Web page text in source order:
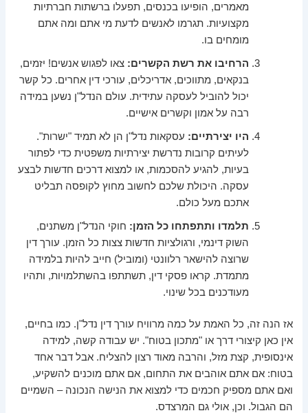
מאמרים, הופיעו בכנסים, תפעלו ברשתות חברתיות
מקצועיות. תגרמו לאנשים לדעת מי אתם ומה אתם
מומחים בו.
הרחיבו את רשת הקשרים: צאו לפגוש אנשים! יזמים,
בנקאים, מתווכים, אדריכלים, עורכי דין אחרים. כל קשר
יכול להוביל לעסקה עתידית. עולם הנדל"ן נשען במידה
רבה על אמון וקשרים אישיים.
היו יצירתיים: עסקאות נדל"ן הן לא תמיד "ישרות".
לעיתים קרובות נדרשת יצירתיות משפטית כדי לפתור
בעיות, להגיע להסכמות, או למצוא דרכים חדשות לבצע
עסקה. היכולת שלכם לחשוב מחוץ לקופסה תבליט
אתכם מעל כולם.
תלמדו ותתפתחו כל הזמן: חוקי הנדל"ן משתנים,
השוק דינמי, ורגולציות חדשות צצות כל הזמן. עורך דין
שרוצה להישאר רלוונטי (ומוביל) חייב להיות בלמידה
מתמדת. קראו פסקי דין, תשתתפו בהשתלמויות, ותהיו
מעודכנים בכל שינוי.
אז הנה זה, כל האמת על כמה מרוויח עורך דין נדל"ן. כמו בחיים,
אין כאן קיצורי דרך או "מתכון בטוח". יש עבודה קשה, למידה
אינסופית, קצת מזל, והרבה מאוד רצון להצליח. אבל דבר אחד
בטוח: אם אתם אוהבים את התחום, אם אתם מוכנים להשקיע,
ואם אתם מספיק חכמים כדי למצוא את הנישה הנכונה – השמיים
הם הגבול. וכן, אולי גם המרצדס.